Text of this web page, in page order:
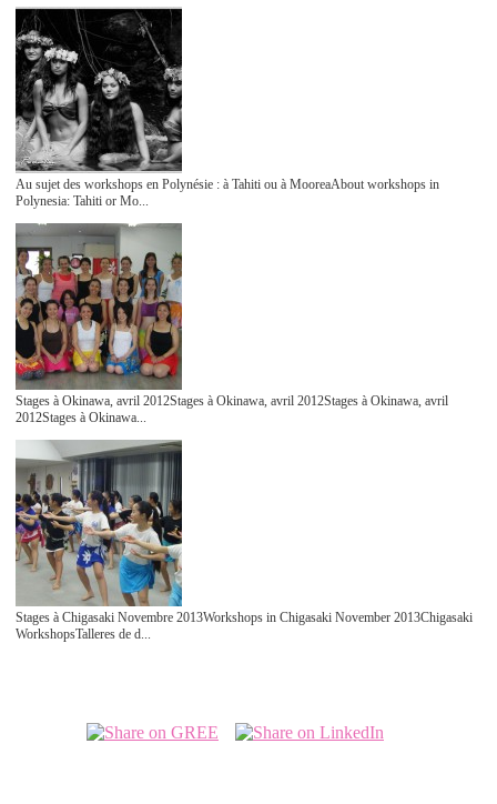
Au sujet des workshops en Polynésie : à Tahiti ou à MooreaAbout workshops in
Polynesia: Tahiti or Mo...
Stages à Okinawa, avril 2012Stages à Okinawa, avril 2012Stages à Okinawa, avril
2012Stages à Okinawa...
Stages à Chigasaki Novembre 2013Workshops in Chigasaki November 2013Chigasaki
WorkshopsTalleres de d...